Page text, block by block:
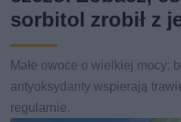
sorbitol zrobił z
Małe owoce o wielkiej mocy:
antyoksydanty wspierają
regularnie.